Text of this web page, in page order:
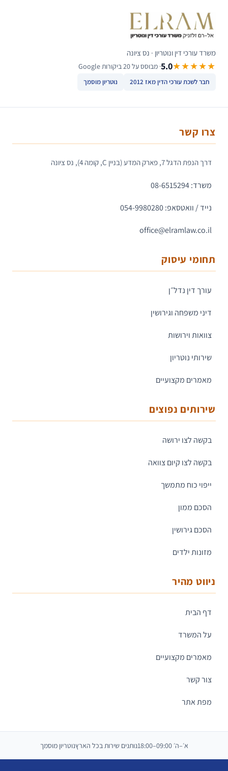
משרד עורכי דין ונוטריון · נס ציונה
★★★★★
5.0· מבוסס על 20 ביקורות Google
חבר לשכת עורכי הדין מאז 2012 נוטריון מוסמך
צרו קשר
דרך הנפת הדגל 7, פארק המדע (בניין C, קומה 4), נס ציונה
משרד: 08-6515294
נייד / וואטסאפ: 054-9980280
office@elramlaw.co.il
תחומי עיסוק
עורך דין נדל״ן
דיני משפחה וגירושין
צוואות וירושות
שירותי נוטריון
מאמרים מקצועיים
שירותים נפוצים
בקשה לצו ירושה
בקשה לצו קיום צוואה
ייפוי כוח מתמשך
הסכם ממון
הסכם גירושין
מזונות ילדים
ניווט מהיר
דף הבית
על המשרד
מאמרים מקצועיים
צור קשר
מפת אתר
א׳–ה׳ 09:00–18:00 נותנים שירות בכל הארץנוטריון מוסמך